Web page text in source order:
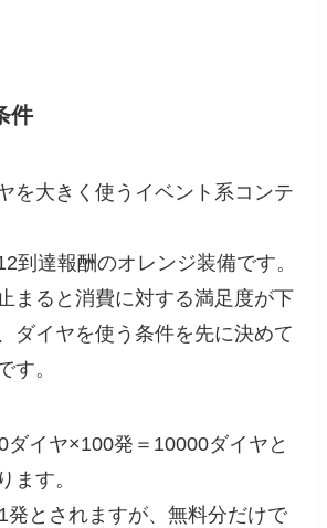
件
を大きく使うイベント系コンテ
到達報酬のオレンジ装備です。
まると消費に対する満足度が下
ダイヤを使う条件を先に決めて
す。
ダイヤ×100発＝10000ダイヤと
ます。
発とされますが、無料分だけで